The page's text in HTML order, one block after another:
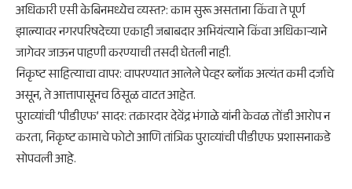
​अधिकारी एसी केबिनमध्येच व्यस्त?: काम सुरू असताना किंवा ते पूर्ण
झाल्यावर नगरपरिषदेच्या एकाही जबाबदार अभियंत्याने किंवा अधिकाऱ्याने
जागेवर जाऊन पाहणी करण्याची तसदी घेतली नाही.
​निकृष्ट साहित्याचा वापर: वापरण्यात आलेले पेव्हर ब्लॉक अत्यंत कमी दर्जाचे
असून, ते आत्तापासूनच ठिसूळ वाटत आहेत.
​पुराव्यांची ‘पीडीएफ’ सादर: तक्रारदार देवेंद्र भंगाळे यांनी केवळ तोंडी आरोप न
करता, निकृष्ट कामाचे फोटो आणि तांत्रिक पुराव्यांची पीडीएफ प्रशासनाकडे
सोपवली आहे.